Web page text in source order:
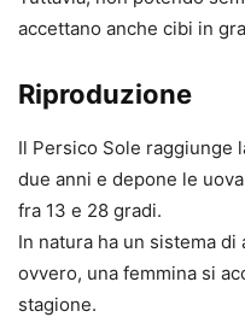
accettano anche cibi in
Riproduzione
Il Persico Sole raggiunge
due anni e depone le
fra 13 e 28 gradi.
In natura ha un sistema
ovvero, una femmina si
stagione.